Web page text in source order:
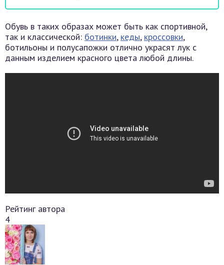
Обувь в таких образах может быть как спортивной,
так и классической: ботинки, кеды, кроссовки,
ботильоны и полусапожки отлично украсят лук с
данным изделием красного цвета любой длины.
Рейтинг автора
4